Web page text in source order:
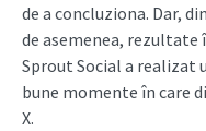
de a concluziona. Dar,
de asemenea,
Sprout Social a realizat
bune momente în care
X.